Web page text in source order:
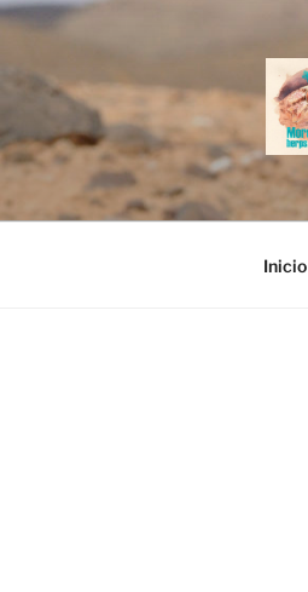
Saltar
contenido
Inicio